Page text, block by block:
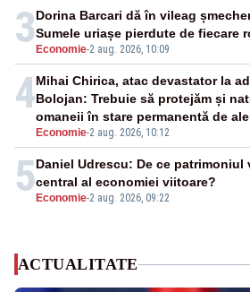
3 Economie-2 aug. 2026, 10:09
Dorina Barcari dă în vileag
Sumele uriașe pierdute de fiecare
4
Economie-2 aug. 2026, 10:12
Mihai Chirica, atac devastator la
Bolojan: Trebuie să protejăm și
omaneii în stare permanentă de
5 Economie-2 aug. 2026, 09:22
Daniel Udrescu: De ce
central al economiei viitoare?
ACTUALITATE